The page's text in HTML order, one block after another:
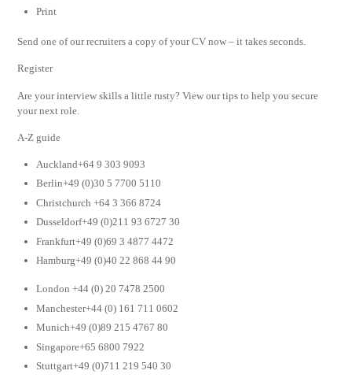
Print
Send one of our recruiters a copy of your CV now – it takes seconds.
Register
Are your interview skills a little rusty? View our tips to help you secure
your next role.
A-Z guide
Auckland+64 9 303 9093
Berlin+49 (0)30 5 7700 5110
Christchurch +64 3 366 8724
Dusseldorf+49 (0)211 93 6727 30
Frankfurt+49 (0)69 3 4877 4472
Hamburg+49 (0)40 22 868 44 90
London +44 (0) 20 7478 2500
Manchester+44 (0) 161 711 0602
Munich+49 (0)89 215 4767 80
Singapore+65 6800 7922
Stuttgart+49 (0)711 219 540 30